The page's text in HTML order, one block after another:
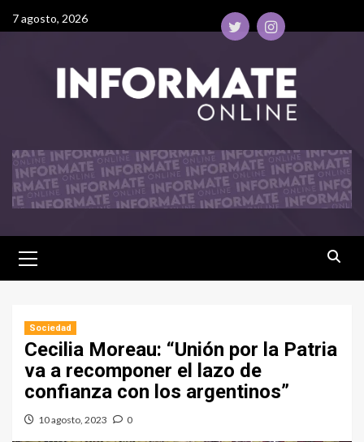
7 agosto, 2026
Sociedad
Cecilia Moreau: “Unión por la Patria
va a recomponer el lazo de
confianza con los argentinos”
10 agosto, 2023 0